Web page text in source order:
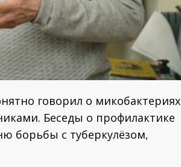
говорил о микобактериях
Беседы о профилактике
борьбы с туберкулёзом,